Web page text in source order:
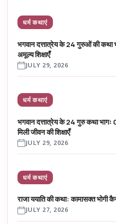
धर्म कथाएं
भगवान दत्तात्रेय के 24 गुरुओं की कथा
अमूल्य शिक्षाएँ
JULY 29, 2026
धर्म कथाएं
भगवान दत्तात्रेय के 24 गुरु कथा
मिली जीवन की शिक्षाएँ
JULY 29, 2026
धर्म कथाएं
राजा ययाति की कथा: कामासक्त भोगी
JULY 27, 2026